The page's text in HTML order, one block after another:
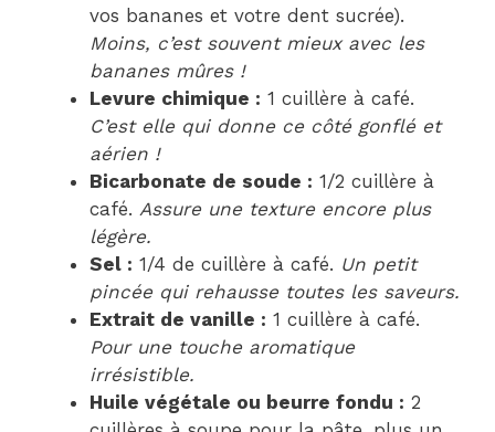
vos bananes et votre dent sucrée).
Moins, c’est souvent mieux avec les
bananes mûres !
Levure chimique : 1 cuillère à café.
C’est elle qui donne ce côté gonflé et
aérien !
Bicarbonate de soude : 1/2 cuillère à
café. Assure une texture encore plus
légère.
Sel : 1/4 de cuillère à café. Un petit
pincée qui rehausse toutes les saveurs.
Extrait de vanille : 1 cuillère à café.
Pour une touche aromatique
irrésistible.
Huile végétale ou beurre fondu : 2